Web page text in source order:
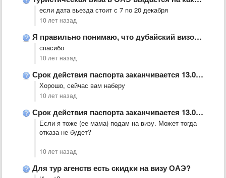
если дата вьезда стоит с 7 по 20 декабря
10 лет назад
Я правильно понимаю, что дубайский визовй центр требует билеты определенной …
спасибо
10 лет назад
Срок действия паспорта заканчивается 13.04.2017
Хорошо, сейчас вам наберу
10 лет назад
Срок действия паспорта заканчивается 13.04.2017
Если я тоже (ее мама) подам на визу. Может тогда
отказа не будет?
10 лет назад
Для тур агенств есть скидки на визу ОАЭ?